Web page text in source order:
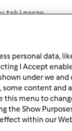
tak i nasze
sytacje
5 zł i z wielkim
personal data,
I Accept
under we and
content and
this menu to
the Show
within our